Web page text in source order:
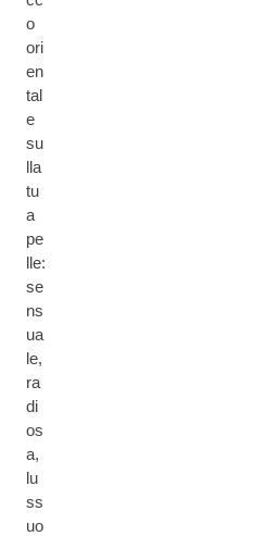
o
ori
en
tal
e
su
lla
tu
a
pe
lle:
se
ns
ua
le,
ra
di
os
a,
lu
ss
uo